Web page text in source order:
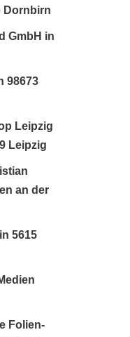
Dornbirn
GmbH in
98673
Leipzig
Leipzig
an der
5615
Folien-